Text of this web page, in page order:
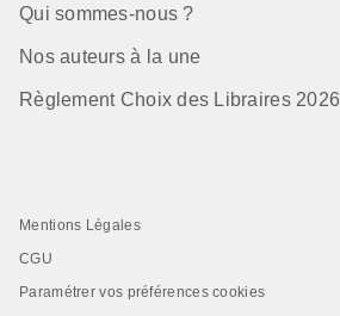
Qui sommes-nous ?
Nos auteurs à la une
Règlement Choix des Libraires 2026
Mentions Légales
CGU
Paramétrer vos préférences cookies